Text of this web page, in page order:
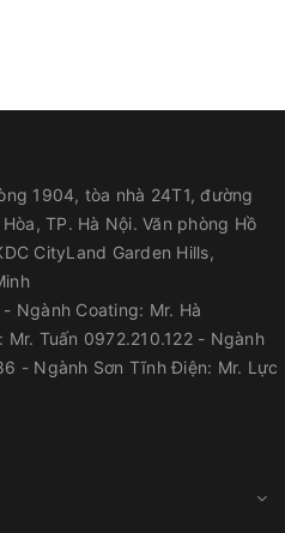
1904, tòa nhà 24T1, đường
TP. Hà Nội. Văn phòng Hồ
CityLand Garden Hills,
Ngành Coating: Mr. Hà
Tuấn 0972.210.122 - Ngành
- Ngành Sơn Tĩnh Điện: Mr. Lực